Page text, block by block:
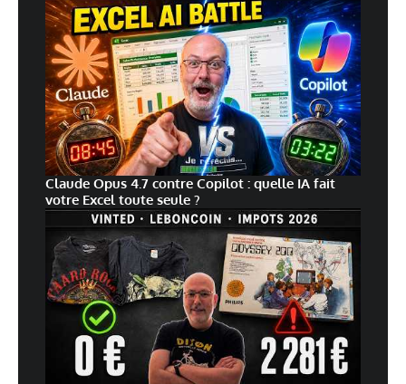
Claude Opus 4.7 contre Copilot : quelle IA fait
votre Excel toute seule ?